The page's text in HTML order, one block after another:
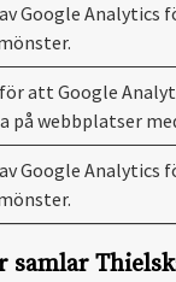
Google
att Google
på webbplatser
Google